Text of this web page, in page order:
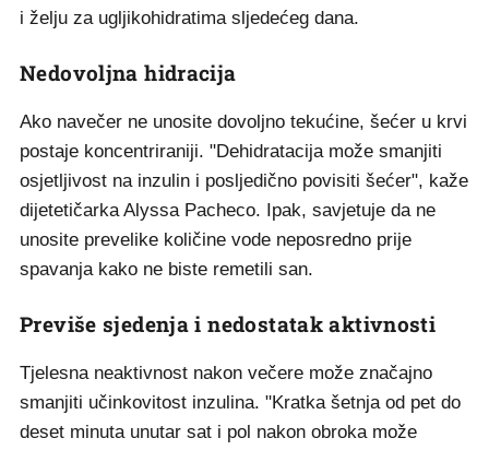
i želju za ugljikohidratima sljedećeg dana.
Nedovoljna hidracija
Ako navečer ne unosite dovoljno tekućine, šećer u krvi
postaje koncentriraniji. "Dehidratacija može smanjiti
osjetljivost na inzulin i posljedično povisiti šećer", kaže
dijetetičarka Alyssa Pacheco. Ipak, savjetuje da ne
unosite prevelike količine vode neposredno prije
spavanja kako ne biste remetili san.
Previše sjedenja i nedostatak aktivnosti
Tjelesna neaktivnost nakon večere može značajno
smanjiti učinkovitost inzulina. "Kratka šetnja od pet do
deset minuta unutar sat i pol nakon obroka može